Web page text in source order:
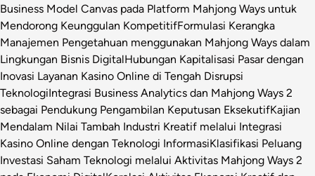
Business Model Canvas pada Platform Mahjong Ways untuk
Mendorong Keunggulan KompetitifFormulasi Kerangka
Manajemen Pengetahuan menggunakan Mahjong Ways dalam
Lingkungan Bisnis DigitalHubungan Kapitalisasi Pasar dengan
Inovasi Layanan Kasino Online di Tengah Disrupsi
TeknologiIntegrasi Business Analytics dan Mahjong Ways 2
sebagai Pendukung Pengambilan Keputusan EksekutifKajian
Mendalam Nilai Tambah Industri Kreatif melalui Integrasi
Kasino Online dengan Teknologi InformasiKlasifikasi Peluang
Investasi Saham Teknologi melalui Aktivitas Mahjong Ways 2